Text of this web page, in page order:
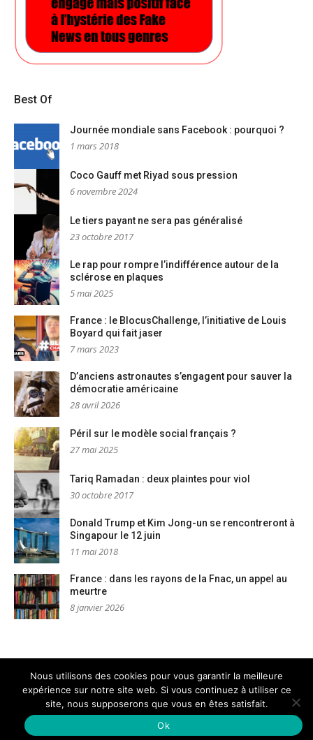
Best Of
Journée mondiale sans Facebook : pourquoi ?
1 mars 2018
Coco Gauff met Riyad sous pression
6 novembre 2024
Le tiers payant ne sera pas généralisé
23 octobre 2017
Le rap pour rompre l’indifférence autour de la
sclérose en plaques
5 mai 2025
France : le BlocusChallenge, l’initiative de Louis
Boyard qui fait jaser
7 mars 2023
D’anciens astronautes s’engagent pour sauver la
démocratie américaine
28 avril 2026
Péril sur le modèle social français ?
27 mai 2025
Tariq Ramadan : deux plaintes pour viol
30 octobre 2017
Donald Trump et Kim Jong-un se rencontreront à
Singapour le 12 juin
11 mai 2018
France : dans les rayons de la Fnac, un appel au
meurtre
8 janvier 2026
Mentions légales
Nous contacter
Copyright © PM Dignités - L'info sociale, solidaire et engagée–
Thème Glob parFameThemes
Nous utilisons des cookies pour vous garantir la meilleure
expérience sur notre site web. Si vous continuez à utiliser ce
site, nous supposerons que vous en êtes satisfait.
Ok